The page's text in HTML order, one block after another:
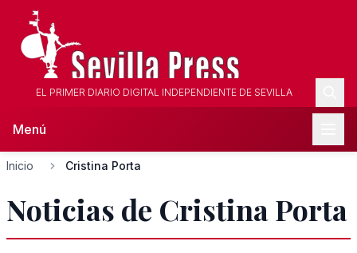
EL PRIMER DIARIO DIGITAL INDEPENDIENTE DE SEVILLA
Menú
Inicio Cristina Porta
Noticias de Cristina Porta